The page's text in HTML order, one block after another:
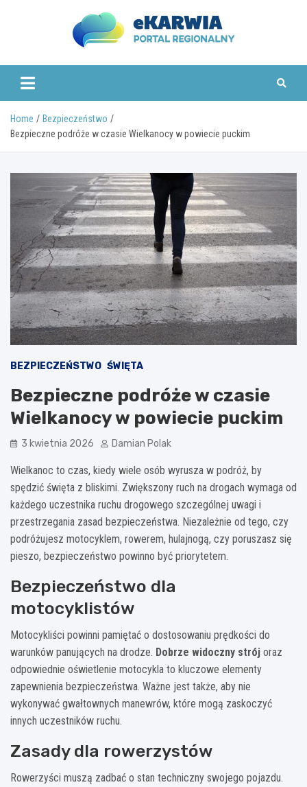
www.ekarwia.pl
Home
Bezpieczeństwo
Bezpieczne podróże w czasie Wielkanocy w powiecie puckim
BEZPIECZEŃSTWO ŚWIĘTA
Bezpieczne podróże w czasie
Wielkanocy w powiecie puckim
3 kwietnia 2026 Damian Polak
Wielkanoc to czas, kiedy wiele osób wyrusza w podróż, by
spędzić święta z bliskimi. Zwiększony ruch na drogach wymaga od
każdego uczestnika ruchu drogowego szczególnej uwagi i
przestrzegania zasad bezpieczeństwa. Niezależnie od tego, czy
podróżujesz motocyklem, rowerem, hulajnogą, czy poruszasz się
pieszo, bezpieczeństwo powinno być priorytetem.
Bezpieczeństwo dla
motocyklistów
Motocykliści powinni pamiętać o dostosowaniu prędkości do
warunków panujących na drodze. Dobrze widoczny strój oraz
odpowiednie oświetlenie motocykla to kluczowe elementy
zapewnienia bezpieczeństwa. Ważne jest także, aby nie
wykonywać gwałtownych manewrów, które mogą zaskoczyć
innych uczestników ruchu.
Zasady dla rowerzystów
Rowerzyści muszą zadbać o stan techniczny swojego pojazdu.